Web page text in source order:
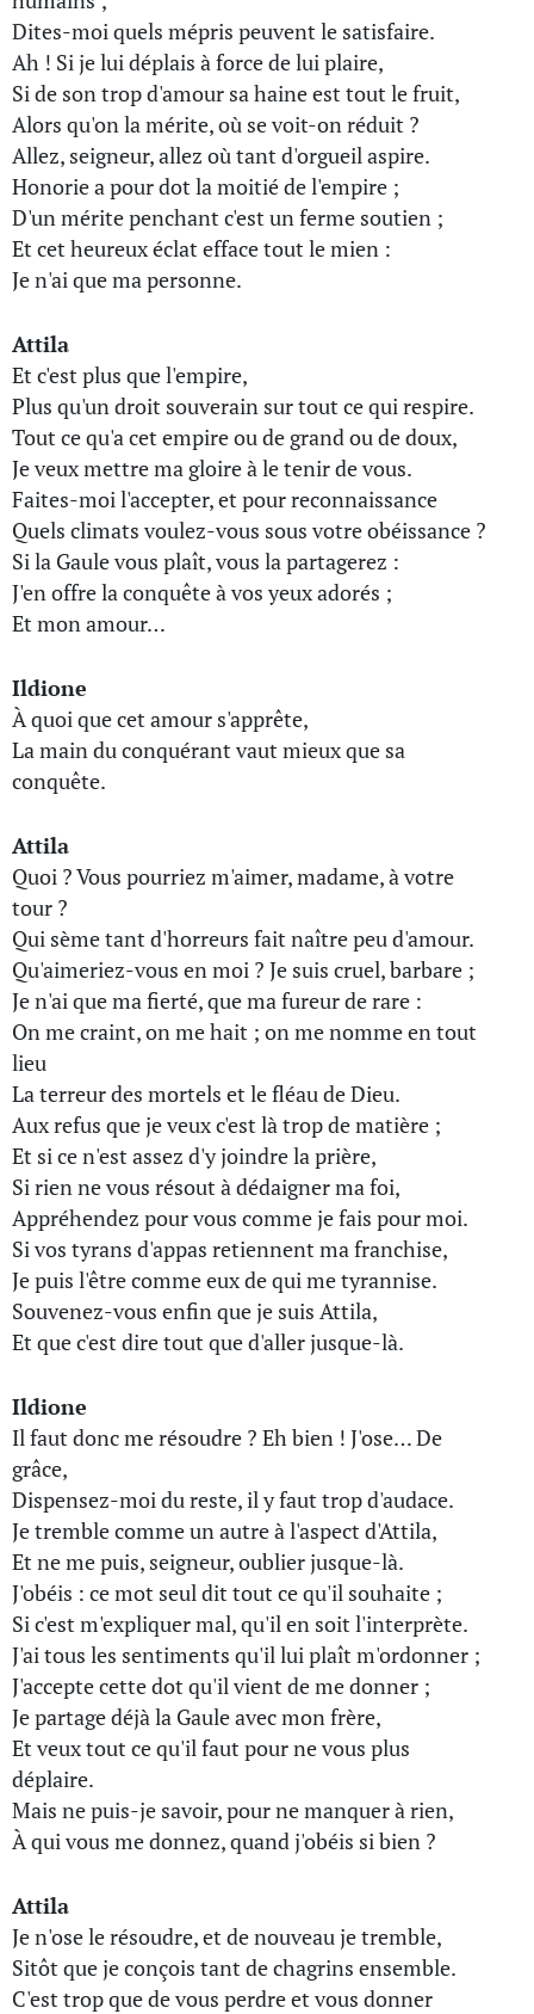
Dites-moi quels mépris peuvent le satisfaire.
Ah ! Si je lui déplais à force de lui plaire,
Si de son trop d'amour sa haine est tout le fruit,
Alors qu'on la mérite, où se voit-on réduit ?
Allez, seigneur, allez où tant d'orgueil aspire.
Honorie a pour dot la moitié de l'empire ;
D'un mérite penchant c'est un ferme soutien ;
Et cet heureux éclat efface tout le mien :
Je n'ai que ma personne.
Attila
Et c'est plus que l'empire,
Plus qu'un droit souverain sur tout ce qui respire.
Tout ce qu'a cet empire ou de grand ou de doux,
Je veux mettre ma gloire à le tenir de vous.
Faites-moi l'accepter, et pour reconnaissance
Quels climats voulez-vous sous votre obéissance ?
Si la Gaule vous plaît, vous la partagerez :
J'en offre la conquête à vos yeux adorés ;
Et mon amour…
Ildione
À quoi que cet amour s'apprête,
La main du conquérant vaut mieux que sa
conquête.
Attila
Quoi ? Vous pourriez m'aimer, madame, à votre
tour ?
Qui sème tant d'horreurs fait naître peu d'amour.
Qu'aimeriez-vous en moi ? Je suis cruel, barbare ;
Je n'ai que ma fierté, que ma fureur de rare :
On me craint, on me hait ; on me nomme en tout
lieu
La terreur des mortels et le fléau de Dieu.
Aux refus que je veux c'est là trop de matière ;
Et si ce n'est assez d'y joindre la prière,
Si rien ne vous résout à dédaigner ma foi,
Appréhendez pour vous comme je fais pour moi.
Si vos tyrans d'appas retiennent ma franchise,
Je puis l'être comme eux de qui me tyrannise.
Souvenez-vous enfin que je suis Attila,
Et que c'est dire tout que d'aller jusque-là.
Ildione
Il faut donc me résoudre ? Eh bien ! J'ose… De
grâce,
Dispensez-moi du reste, il y faut trop d'audace.
Je tremble comme un autre à l'aspect d'Attila,
Et ne me puis, seigneur, oublier jusque-là.
J'obéis : ce mot seul dit tout ce qu'il souhaite ;
Si c'est m'expliquer mal, qu'il en soit l'interprète.
J'ai tous les sentiments qu'il lui plaît m'ordonner ;
J'accepte cette dot qu'il vient de me donner ;
Je partage déjà la Gaule avec mon frère,
Et veux tout ce qu'il faut pour ne vous plus
déplaire.
Mais ne puis-je savoir, pour ne manquer à rien,
À qui vous me donnez, quand j'obéis si bien ?
Attila
Je n'ose le résoudre, et de nouveau je tremble,
Sitôt que je conçois tant de chagrins ensemble.
C'est trop que de vous perdre et vous donner